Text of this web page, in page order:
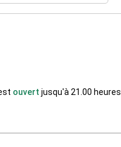
ouvert jusqu'à 21.00 heures